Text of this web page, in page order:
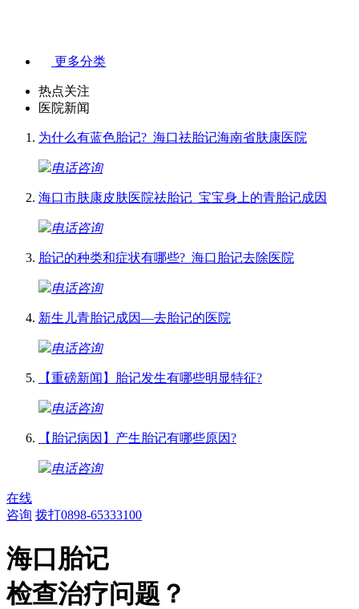
更多分类
热点关注
医院新闻
为什么有蓝色胎记?_海口祛胎记海南省肤康医院
电话咨询
海口市肤康皮肤医院祛胎记_宝宝身上的青胎记成因
电话咨询
胎记的种类和症状有哪些?_海口胎记去除医院
电话咨询
新生儿青胎记成因—去胎记的医院
电话咨询
【重磅新闻】胎记发生有哪些明显特征?
电话咨询
【胎记病因】产生胎记有哪些原因?
电话咨询
在线
咨询 拨打0898-65333100
海口胎记
检查治疗问题？